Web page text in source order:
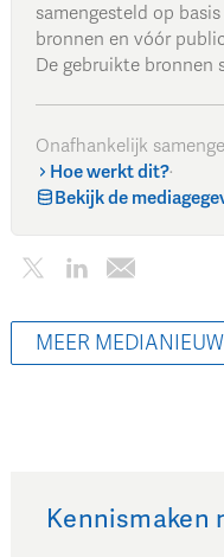
samengesteld op
bronnen en vóór
De gebruikte bronnen
Onafhankelijk
Hoe werkt dit?·
Bekijk de
MEER
Kennismaken